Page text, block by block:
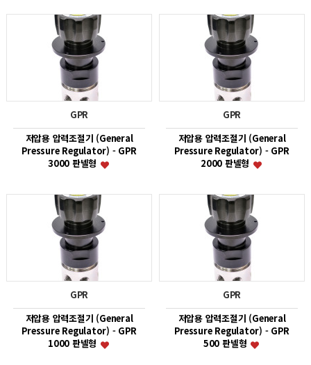
GPR
저압용 압력조절기 (General
Pressure Regulator) - GPR
3000 판넬형
GPR
저압용 압력조절기 (General
Pressure Regulator) - GPR
2000 판넬형
GPR
저압용 압력조절기 (General
Pressure Regulator) - GPR
1000 판넬형
GPR
저압용 압력조절기 (General
Pressure Regulator) - GPR
500 판넬형